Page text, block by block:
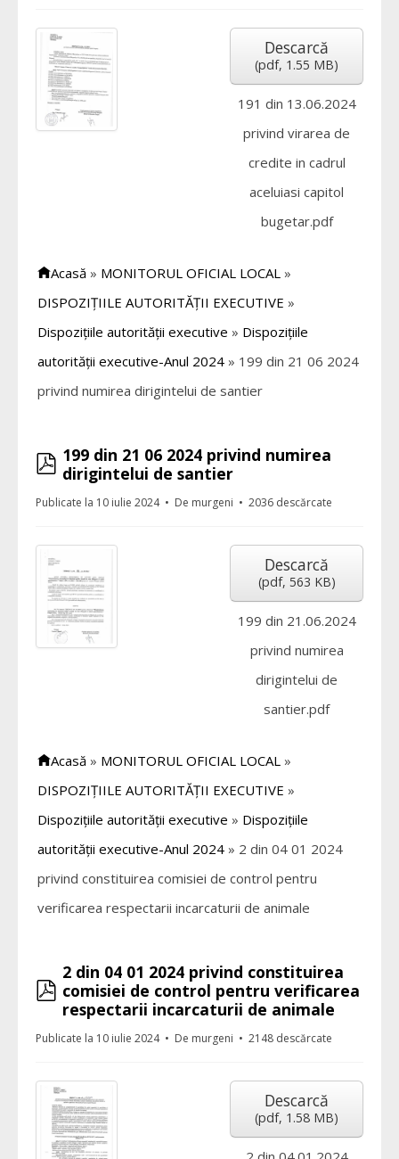
Descarcă
(pdf, 1.55 MB)
191 din 13.06.2024
privind virarea de
credite in cadrul
aceluiasi capitol
bugetar.pdf
Acasă » MONITORUL OFICIAL LOCAL »
DISPOZIȚIILE AUTORITĂȚII EXECUTIVE »
Dispozițiile autorității executive » Dispozițiile
autorității executive-Anul 2024 » 199 din 21 06 2024
privind numirea dirigintelui de santier
pdf
199 din 21 06 2024 privind numirea
dirigintelui de santier
Publicate la 10 iulie 2024 De murgeni 2036 descărcate
Descarcă
(pdf, 563 KB)
199 din 21.06.2024
privind numirea
dirigintelui de
santier.pdf
Acasă » MONITORUL OFICIAL LOCAL »
DISPOZIȚIILE AUTORITĂȚII EXECUTIVE »
Dispozițiile autorității executive » Dispozițiile
autorității executive-Anul 2024 » 2 din 04 01 2024
privind constituirea comisiei de control pentru
verificarea respectarii incarcaturii de animale
pdf
2 din 04 01 2024 privind constituirea
comisiei de control pentru verificarea
respectarii incarcaturii de animale
Publicate la 10 iulie 2024 De murgeni 2148 descărcate
Descarcă
(pdf, 1.58 MB)